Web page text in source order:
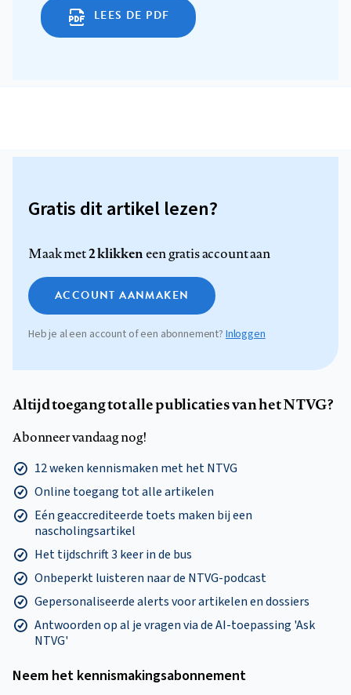
LEES DE PDF
Gratis dit artikel lezen?
Maak met2 klikkeneen gratis account aan
ACCOUNT AANMAKEN
Heb je al een account of een abonnement? Inloggen
Altijd toegang tot alle publicaties van het NTVG?
Abonneer vandaag nog!
12 weken kennismaken met het NTVG
Online toegang tot alle artikelen
Eén geaccrediteerde toets maken bij een
nascholingsartikel
Het tijdschrift 3 keer in de bus
Onbeperkt luisteren naar de NTVG-podcast
Gepersonaliseerde alerts voor artikelen en dossiers
Antwoorden op al je vragen via de AI-toepassing 'Ask
NTVG'
Neem het kennismakings­abonnement